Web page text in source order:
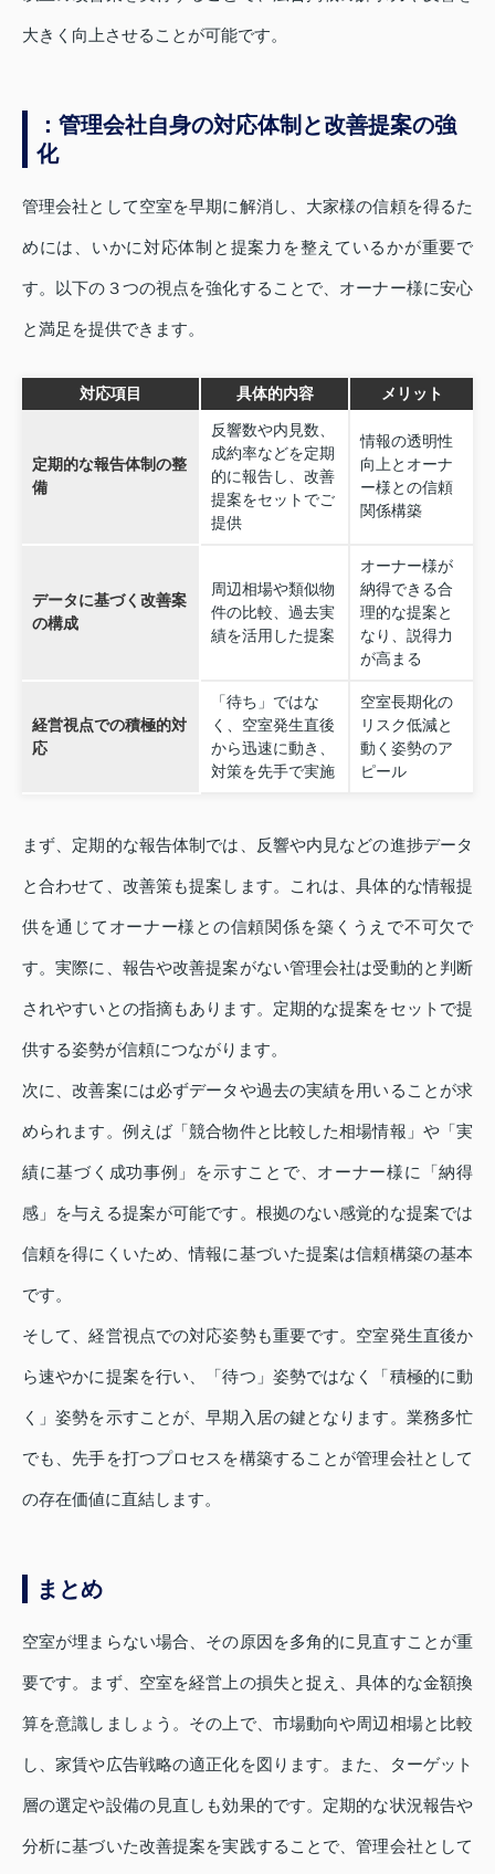
大きく向上させることが可能です。
：管理会社自身の対応体制と改善提案の強
化
管理会社として空室を早期に解消し、大家様の信頼を得るた
めには、いかに対応体制と提案力を整えているかが重要で
す。以下の３つの視点を強化することで、オーナー様に安心
と満足を提供できます。
対応項目 具体的内容 メリット
定期的な報告体制の整
備
反響数や内見数、
成約率などを定期
的に報告し、改善
提案をセットでご
提供
情報の透明性
向上とオーナ
ー様との信頼
関係構築
データに基づく改善案
の構成
周辺相場や類似物
件の比較、過去実
績を活用した提案
オーナー様が
納得できる合
理的な提案と
なり、説得力
が高まる
経営視点での積極的対
応
「待ち」ではな
く、空室発生直後
から迅速に動き、
対策を先手で実施
空室長期化の
リスク低減と
動く姿勢のア
ピール
まず、定期的な報告体制では、反響や内見などの進捗データ
と合わせて、改善策も提案します。これは、具体的な情報提
供を通じてオーナー様との信頼関係を築くうえで不可欠で
す。実際に、報告や改善提案がない管理会社は受動的と判断
されやすいとの指摘もあります。定期的な提案をセットで提
供する姿勢が信頼につながります。
次に、改善案には必ずデータや過去の実績を用いることが求
められます。例えば「競合物件と比較した相場情報」や「実
績に基づく成功事例」を示すことで、オーナー様に「納得
感」を与える提案が可能です。根拠のない感覚的な提案では
信頼を得にくいため、情報に基づいた提案は信頼構築の基本
です。
そして、経営視点での対応姿勢も重要です。空室発生直後か
ら速やかに提案を行い、「待つ」姿勢ではなく「積極的に動
く」姿勢を示すことが、早期入居の鍵となります。業務多忙
でも、先手を打つプロセスを構築することが管理会社として
の存在価値に直結します。
まとめ
空室が埋まらない場合、その原因を多角的に見直すことが重
要です。まず、空室を経営上の損失と捉え、具体的な金額換
算を意識しましょう。その上で、市場動向や周辺相場と比較
し、家賃や広告戦略の適正化を図ります。また、ターゲット
層の選定や設備の見直しも効果的です。定期的な状況報告や
分析に基づいた改善提案を実践することで、管理会社として